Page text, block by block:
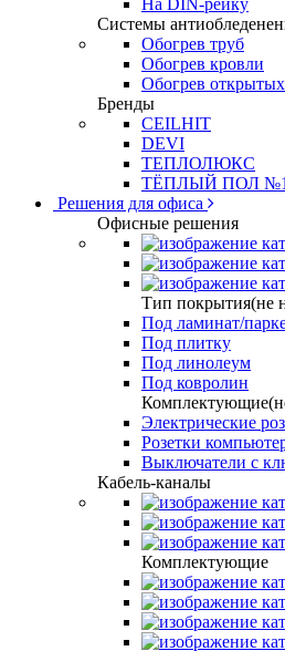
На DIN-рейку
Системы
Обогрев труб
Обогрев кровли
Обогрев
Бренды
CEILHIT
DEVI
ТЕПЛОЛЮКС
ТЁПЛЫЙ ПОЛ №1
Решения для офиса
Офисные решения
Тип покрытия(не
Под ламинат/
Под плитку
Под линолеум
Под ковролин
Электрические
Розетки
Выключатели с
Кабель-каналы
Комплектующие